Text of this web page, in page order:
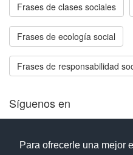
Para ofrecerle una mejor
Frases de clases sociales
Frases de ecología social
Frases de responsabilidad
Síguenos en